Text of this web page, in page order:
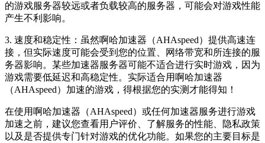
的游戏服务器较远或者负载较高的服务器，可能会对游戏性能
产生不利影响。
3. 速度和稳定性：虽然啊哈加速器（AHAspeed）提供高速连
接，但实际速度可能会受到您的位置、网络带宽和所连接的服
务器影响。某些加速器服务器可能不适合进行实时游戏，因为
游戏需要低延迟和高稳定性。实际适合用啊哈加速器
（AHAspeed）加速的游戏，得根据您的实测才能得知！
在使用啊哈加速器（AHAspeed）或任何加速器服务进行游戏
加速之前，建议您查看用户评价、了解服务的性能、隐私政策
以及是否提供专门针对游戏的优化功能。如果您的主要目标是